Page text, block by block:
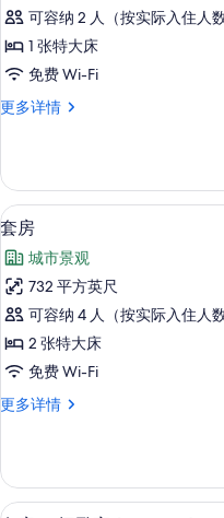
间
卧
室
(Altitude)
有
照
片
可容纳 2 人（按实际入住人数
1 张特大床
免费 Wi-Fi
更多详情
套
卧
室
(Altitude)
多
信
息
显
示
套
房
的
所
照
10
套房
城市景观
732 平方英尺
可容纳 4 人（按实际入住人数
2 张特大床
免费 Wi-Fi
更多详情
套
信
息